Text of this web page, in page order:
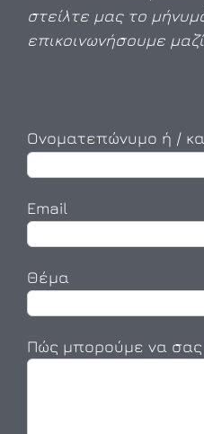
στείλτε μας το
επικοινωνήσουμε
Ονοματεπώνυμο ή /
Email
Θέμα
Πώς μπορούμε να